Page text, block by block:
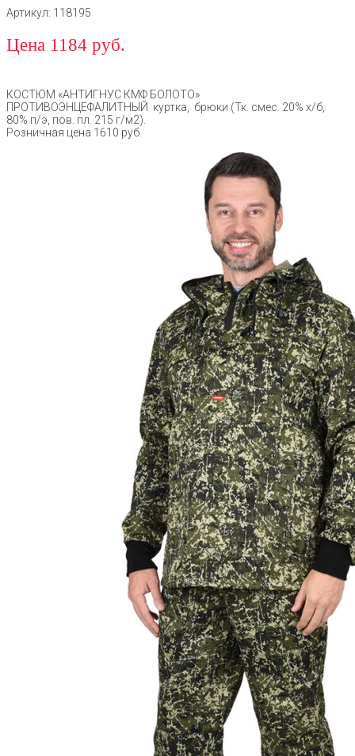
Артикул: 118195
Цена 1184 руб.
КОСТЮМ «АНТИГНУС КМФ БОЛОТО»
ПРОТИВОЭНЦЕФАЛИТНЫЙ куртка, брюки (Тк. смес. 20% х/б,
80% п/э, пов. пл. 215 г/м2).
Розничная цена 1610 руб.